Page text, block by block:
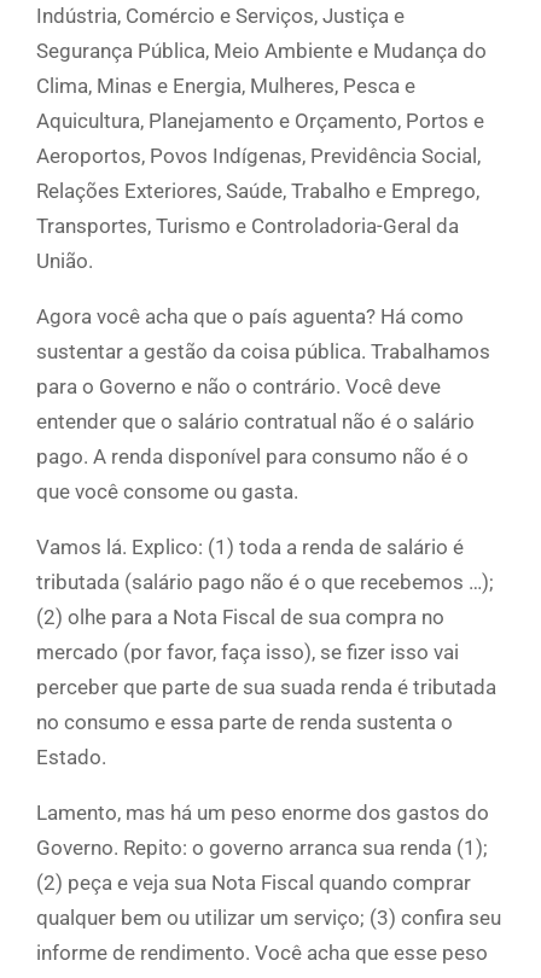
Indústria, Comércio e Serviços, Justiça e
Segurança Pública, Meio Ambiente e Mudança do
Clima, Minas e Energia, Mulheres, Pesca e
Aquicultura, Planejamento e Orçamento, Portos e
Aeroportos, Povos Indígenas, Previdência Social,
Relações Exteriores, Saúde, Trabalho e Emprego,
Transportes, Turismo e Controladoria-Geral da
União.
Agora você acha que o país aguenta? Há como
sustentar a gestão da coisa pública. Trabalhamos
para o Governo e não o contrário. Você deve
entender que o salário contratual não é o salário
pago. A renda disponível para consumo não é o
que você consome ou gasta.
Vamos lá. Explico: (1) toda a renda de salário é
tributada (salário pago não é o que recebemos …);
(2) olhe para a Nota Fiscal de sua compra no
mercado (por favor, faça isso), se fizer isso vai
perceber que parte de sua suada renda é tributada
no consumo e essa parte de renda sustenta o
Estado.
Lamento, mas há um peso enorme dos gastos do
Governo. Repito: o governo arranca sua renda (1);
(2) peça e veja sua Nota Fiscal quando comprar
qualquer bem ou utilizar um serviço; (3) confira seu
informe de rendimento. Você acha que esse peso